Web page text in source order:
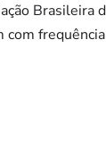
Brasileira